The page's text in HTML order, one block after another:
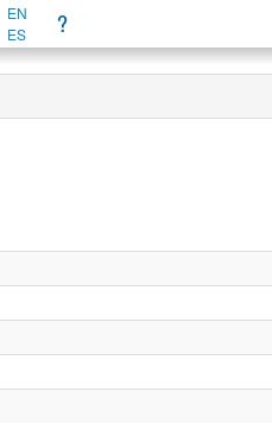
EN
ES
?